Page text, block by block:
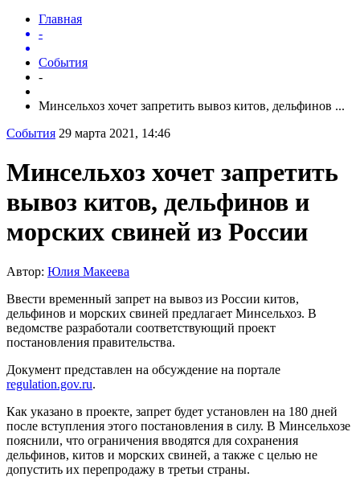
Главная
-
События
-
Минсельхоз хочет запретить вывоз китов, дельфинов ...
События 29 марта 2021, 14:46
Минсельхоз хочет запретить
вывоз китов, дельфинов и
морских свиней из России
Автор: Юлия Макеева
Ввести временный запрет на вывоз из России китов,
дельфинов и морских свиней предлагает Минсельхоз. В
ведомстве разработали соответствующий проект
постановления правительства.
Документ представлен на обсуждение на портале
regulation.gov.ru.
Как указано в проекте, запрет будет установлен на 180 дней
после вступления этого постановления в силу. В Минсельхозе
пояснили, что ограничения вводятся для сохранения
дельфинов, китов и морских свиней, а также с целью не
допустить их перепродажу в третьи страны.